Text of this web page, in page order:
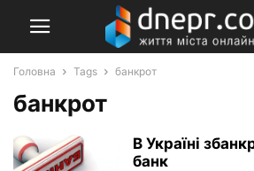
Головна Tags банкрот
банкрот
В Україні
банк